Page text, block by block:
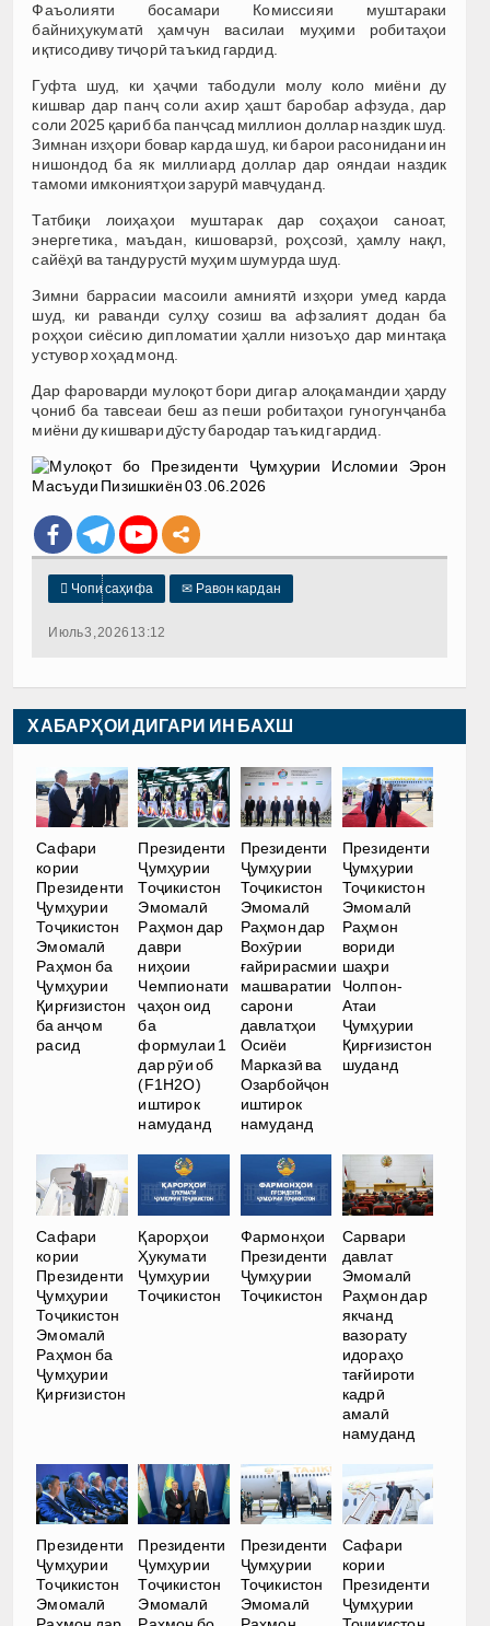
Фаъолияти босамари Комиссияи муштараки
байниҳукуматӣ ҳамчун василаи муҳими робитаҳои
иқтисодиву тиҷорӣ таъкид гардид.
Гуфта шуд, ки ҳаҷми табодули молу коло миёни ду
кишвар дар панҷ соли ахир ҳашт баробар афзуда, дар
соли 2025 қариб ба панҷсад миллион доллар наздик шуд.
Зимнан изҳори бовар карда шуд, ки барои расонидани ин
нишондод ба як миллиард доллар дар ояндаи наздик
тамоми имкониятҳои зарурӣ мавҷуданд.
Татбиқи лоиҳаҳои муштарак дар соҳаҳои саноат,
энергетика, маъдан, кишоварзӣ, роҳсозӣ, ҳамлу нақл,
сайёҳӣ ва тандурустӣ муҳим шумурда шуд.
Зимни баррасии масоили амниятӣ изҳори умед карда
шуд, ки раванди сулҳу созиш ва афзалият додан ба
роҳҳои сиёсию дипломатии ҳалли низоъҳо дар минтақа
устувор хоҳад монд.
Дар фароварди мулоқот бори дигар алоқамандии ҳарду
ҷониб ба тавсеаи беш аз пеши робитаҳои гуногунҷанба
миёни ду кишвари дӯсту бародар таъкид гардид.
 Чопи саҳифа ✉ Равон кардан
Июль 3, 2026 13:12
ХАБАРҲОИ ДИГАРИ ИН БАХШ
Сафари
кории
Президенти
Ҷумҳурии
Тоҷикистон
Эмомалӣ
Раҳмон ба
Ҷумҳурии
Қирғизистон
ба анҷом
расид
Президенти
Ҷумҳурии
Тоҷикистон
Эмомалӣ
Раҳмон дар
даври
ниҳоии
Чемпионати
ҷаҳон оид
ба
формулаи 1
дар рӯи об
(F1H2O)
иштирок
намуданд
Президенти
Ҷумҳурии
Тоҷикистон
Эмомалӣ
Раҳмон дар
Вохӯрии
ғайрирасмии
машваратии
сарони
давлатҳои
Осиёи
Марказӣ ва
Озарбойҷон
иштирок
намуданд
Президенти
Ҷумҳурии
Тоҷикистон
Эмомалӣ
Раҳмон
вориди
шаҳри
Чолпон-
Атаи
Ҷумҳурии
Қирғизистон
шуданд
Сафари
кории
Президенти
Ҷумҳурии
Тоҷикистон
Эмомалӣ
Раҳмон ба
Ҷумҳурии
Қирғизистон
Қарорҳои
Ҳукумати
Ҷумҳурии
Тоҷикистон
Фармонҳои
Президенти
Ҷумҳурии
Тоҷикистон
Сарвари
давлат
Эмомалӣ
Раҳмон дар
якчанд
вазорату
идораҳо
тағйироти
кадрӣ
амалӣ
намуданд
Президенти
Ҷумҳурии
Тоҷикистон
Эмомалӣ
Президенти
Ҷумҳурии
Тоҷикистон
Эмомалӣ
Президенти
Ҷумҳурии
Тоҷикистон
Эмомалӣ
Сафари
кории
Президенти
Ҷумҳурии